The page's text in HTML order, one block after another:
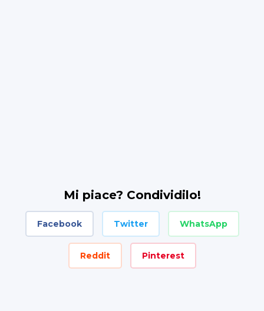
Mi piace? Condividilo!
Facebook Twitter WhatsApp
Reddit Pinterest